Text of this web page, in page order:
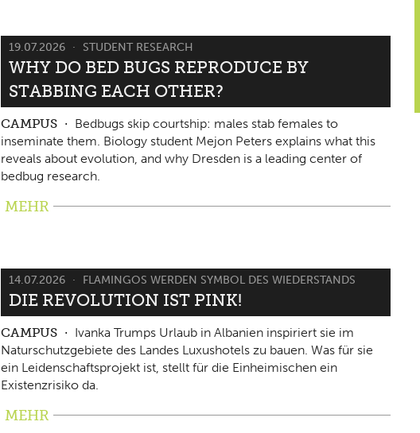
19.07.2026 STUDENT RESEARCH
WHY DO BED BUGS REPRODUCE BY
STABBING EACH OTHER?
CAMPUS
Bedbugs skip courtship: males stab females to
inseminate them. Biology student Mejon Peters explains what this
reveals about evolution, and why Dresden is a leading center of
bedbug research.
MEHR
14.07.2026 FLAMINGOS WERDEN SYMBOL DES WIEDERSTANDS
DIE REVOLUTION IST PINK!
CAMPUS
Ivanka Trumps Urlaub in Albanien inspiriert sie im
Naturschutzgebiete des Landes Luxushotels zu bauen. Was für sie
ein Leidenschaftsprojekt ist, stellt für die Einheimischen ein
Existenzrisiko da.
MEHR